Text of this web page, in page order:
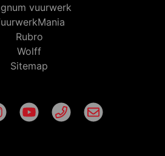
vuurwerk
Rubro
Wolff
Sitemap